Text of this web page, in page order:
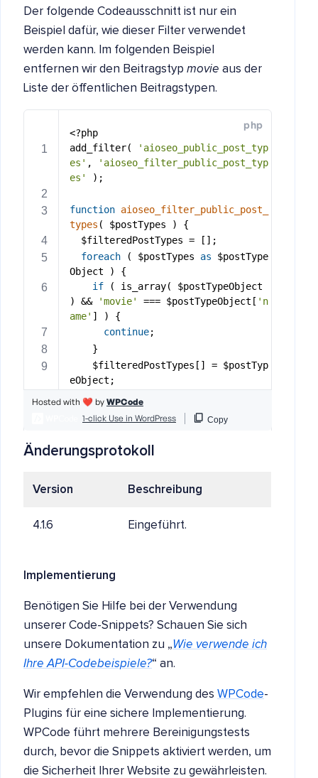
Der folgende Codeausschnitt ist nur ein
Beispiel dafür, wie dieser Filter verwendet
werden kann. Im folgenden Beispiel
entfernen wir den Beitragstyp movie aus der
Liste der öffentlichen Beitragstypen.
Änderungsprotokoll
Version Beschreibung
4.1.6 Eingeführt.
Implementierung
Benötigen Sie Hilfe bei der Verwendung
unserer Code-Snippets? Schauen Sie sich
unsere Dokumentation zu „Wie verwende ich
Ihre API-Codebeispiele?“ an.
Wir empfehlen die Verwendung des WPCode-
Plugins für eine sichere Implementierung.
WPCode führt mehrere Bereinigungstests
durch, bevor die Snippets aktiviert werden, um
die Sicherheit Ihrer Website zu gewährleisten.